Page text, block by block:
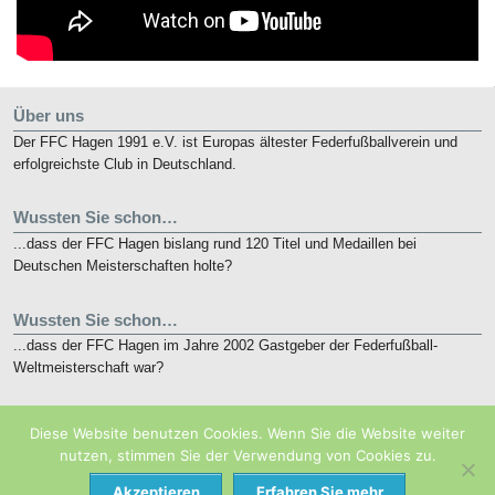
Über uns
Der FFC Hagen 1991 e.V. ist Europas ältester Federfußballverein und
erfolgreichste Club in Deutschland.
Wussten Sie schon…
...dass der FFC Hagen bislang rund 120 Titel und Medaillen bei
Deutschen Meisterschaften holte?
Wussten Sie schon…
...dass der FFC Hagen im Jahre 2002 Gastgeber der Federfußball-
Weltmeisterschaft war?
Die nunmehr 10. French Open finden vom 19. bis 21. Mai 2018 in
Eaubonne bei Paris statt.
Diese Website benutzen Cookies. Wenn Sie die Website weiter
nutzen, stimmen Sie der Verwendung von Cookies zu.